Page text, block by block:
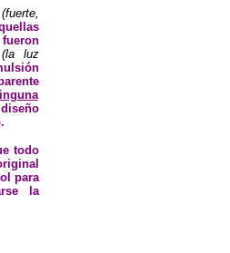
(fuerte,
(la luz
todo
para
la